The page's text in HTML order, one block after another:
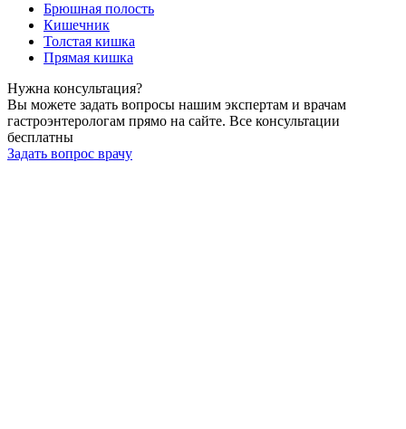
Брюшная полость
Кишечник
Толстая кишка
Прямая кишка
Нужна консультация?
Вы можете задать вопросы нашим экспертам и врачам
гастроэнтерологам прямо на сайте. Все консультации
бесплатны
Задать вопрос врачу